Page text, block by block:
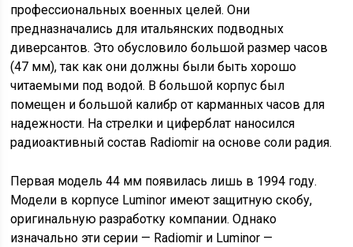
профессиональных военных целей. Они
предназначались для итальянских подводных
диверсантов. Это обусловило большой размер часов
(47 мм), так как они должны были быть хорошо
читаемыми под водой. В большой корпус был
помещен и большой калибр от карманных часов для
надежности. На стрелки и циферблат наносился
радиоактивный состав Radiomir на основе соли радия.
Первая модель 44 мм появилась лишь в 1994 году.
Модели в корпусе Luminor имеют защитную скобу,
оригинальную разработку компании. Однако
изначально эти серии — Radiomir и Luminor —